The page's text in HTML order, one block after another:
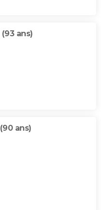
(93 ans)
(90 ans)